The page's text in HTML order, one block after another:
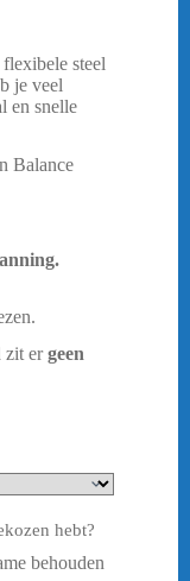
steel
je veel
en snelle
Balance
zit ergeen
hebt?
behouden